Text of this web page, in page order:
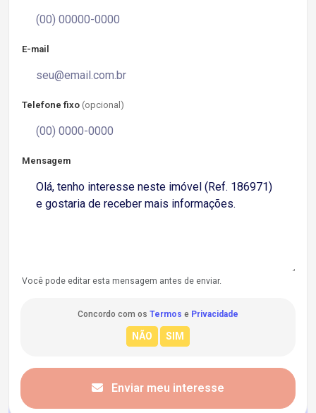
E-mail
Telefone fixo (opcional)
Mensagem
Você pode editar esta mensagem antes de enviar.
Concordo com os Termos e Privacidade
Enviar meu interesse